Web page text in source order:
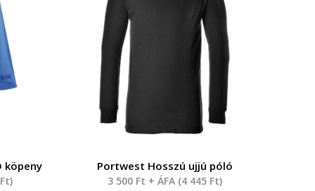
köpeny
Ft)
Portwest Hosszú ujjú póló
3 500 Ft + ÁFA (4 445 Ft)